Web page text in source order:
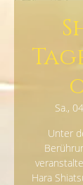
Sa.,
Unter
Hara